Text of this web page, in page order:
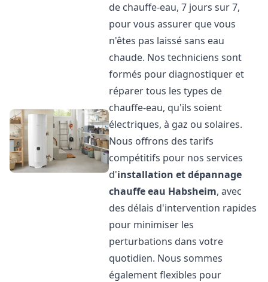
de chauffe-eau, 7 jours sur 7,
pour vous assurer que vous
n'êtes pas laissé sans eau
chaude. Nos techniciens sont
formés pour diagnostiquer et
réparer tous les types de
chauffe-eau, qu'ils soient
électriques, à gaz ou solaires.
Nous offrons des tarifs
compétitifs pour nos services
d'installation et dépannage
chauffe eau Habsheim, avec
des délais d'intervention rapides
pour minimiser les
perturbations dans votre
quotidien. Nous sommes
également flexibles pour